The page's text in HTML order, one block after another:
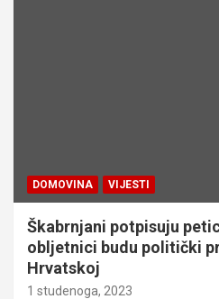
DOMOVINA VIJESTI
Škabrnjani potpisuju
obljetnici budu politički
Hrvatskoj
1 studenoga, 2023